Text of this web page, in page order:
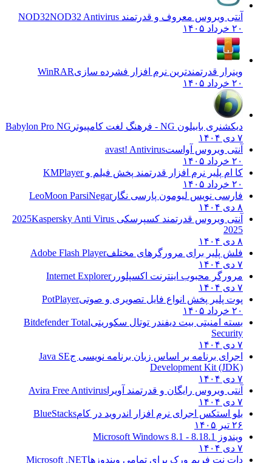
آنتی ویروس معروف و قدرتمند NOD32NOD32 Antivirus
وینرار قدرتمندترین نرم افزار فشرده سازی WinRAR
دیکشنری بابیلون NG - فرهنگ لغت کامپیوتر
Babylon Pro NG
آنتی ویروس آواست avast! Antivirus
کا ام پلیر نرم افزار قدرتمند پخش فیلم وKMPlayer
فارسی نویس لیومون پارسی نگارLeoMoon ParsiNegar
آنتی ویروس قدرتمند کسپرسکی 2025 Kaspersky Anti Virus
فلش پلیر برای مرورگرهای مختلفAdobe Flash Player
مرورگر محبوب اینترنت اکسپلوررInternet Explorer
پوت پلیر پخش انواع فایل تصویری و صوتی PotPlayer
بسته امنیتی بیت دیفندر توتال سکوریتیBitdefender Total
Security
اجرای برنامه بر اساس زبان برنامه نویسی جJava SE
Development Kit (JDK)
آنتی ویروس رایگان و قدرتمند آویراAvira Free Antivirus
بلو استکس اجرای نرم افزار اندروید در کامBlueStacks
ویندوز 8.18.1 - Microsoft Windows 8.1
دات نت فریم ورک برای تمامی ویندوزهاMicrosoft .NET